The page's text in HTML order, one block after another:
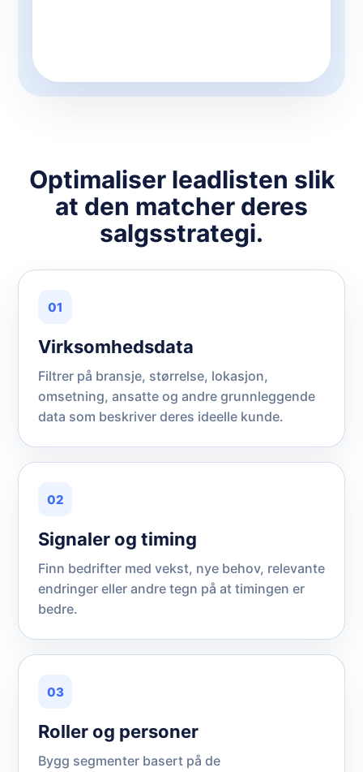
Optimaliser leadlisten slik
at den matcher deres
salgsstrategi.
01
Virksomhedsdata
Filtrer på bransje, størrelse, lokasjon,
omsetning, ansatte og andre grunnleggende
data som beskriver deres ideelle kunde.
02
Signaler og timing
Finn bedrifter med vekst, nye behov, relevante
endringer eller andre tegn på at timingen er
bedre.
03
Roller og personer
Bygg segmenter basert på de